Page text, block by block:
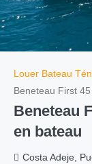
Louer Bateau
Beneteau First
Beneteau
en bateau
Costa Adeje,